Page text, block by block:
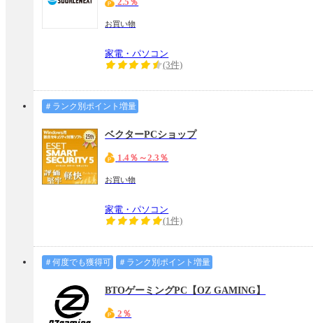
お買い物
家電・パソコン
(3件)
＃ランク別ポイント増量
ベクターPCショップ
1.4％～2.3％
お買い物
家電・パソコン
(1件)
＃何度でも獲得可 ＃ランク別ポイント増量
BTOゲーミングPC【OZ GAMING】
2％